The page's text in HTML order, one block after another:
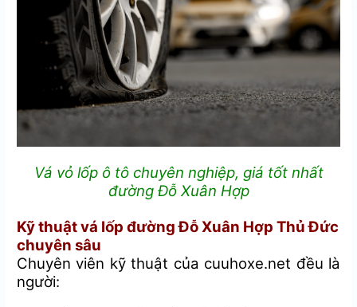
Vá vỏ lốp ô tô chuyên nghiệp, giá tốt nhất
đường Đỗ Xuân Hợp
Kỹ thuật vá lốp đường Đỗ Xuân Hợp Thủ Đức
chuyên sâu
Chuyên viên kỹ thuật của cuuhoxe.net đều là
người: